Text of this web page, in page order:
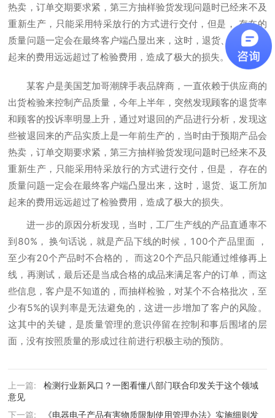
热卖，订单交期要求紧，第三方抽样验货发现问题时已经来不及
重新生产，只能采用特采放行的方式进行交付，但是， 存在的
质量问题一定会在最终客户端凸显出来，这时，退货、返工所加
起来的费用远远超过了检验费用，造成了极大的损失。
某客户是美国芝加哥潮牌手表品牌商，一直依赖于供应商的
出货检验来控制产品质量，今年上半年，突然发现顾客的退货率
和顾客的投诉率明显上升，通过对退回的产品进行分析，发现这
些被退回来的产品实质上是一年前生产的，当时由于预期产品会
热卖，订单交期要求紧，第三方抽样验货发现问题时已经来不及
重新生产，只能采用特采放行的方式进行交付，但是， 存在的
质量问题一定会在最终客户端凸显出来，这时，退货、返工所加
起来的费用远远超过了检验费用，造成了极大的损失。
进一步的原因分析发现，当时，工厂生产线的产品直通率不
到80%， 换句话说，就是产品下线的时候，100个产品里面 ，
至少有20个产品时不合格的， 而这20个产品只能通过维修再上
线，再测试，最后还是当成合格的成品来满足客户的订单，而这
些信息，客户是不知道的，而抽样检验，对某个不合格批次，至
少有5%的误判率是无法避免的，这进一步增加了客户的风险。
这其中的关键，是质量管理的意识停留在控制和事后围堵的层
面，没有按照质量的形成过往前进行积极主动的预防。
上一篇:
检测行业新风口？一图看懂八部门联合印发关于这个领域
意见
下一篇:
《电器电子产品有害物质限制使用管理办法》实施细则发